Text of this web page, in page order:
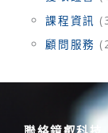
課程資訊
顧問服務